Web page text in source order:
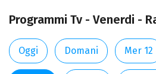
Programmi Tv - Venerdi -
Oggi Domani Mer 12